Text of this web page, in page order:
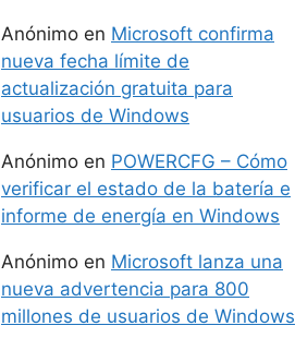
Anónimo en Microsoft confirma
nueva fecha límite de
actualización gratuita para
usuarios de Windows
Anónimo en POWERCFG – Cómo
verificar el estado de la batería e
informe de energía en Windows
Anónimo en Microsoft lanza una
nueva advertencia para 800
millones de usuarios de Windows